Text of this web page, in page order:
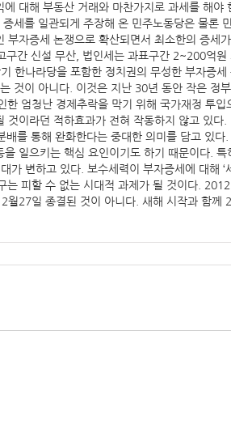
대해 부동산 거래와 마찬가지로 과세를 해
세를 일관되게 주장해 온 민주노동당은 물론
자증세 논쟁으로 확산되면서 최소한의 증세
간 신설 무산, 법인세는 과표구간 2~200억
나라당을 포함한 정치권의 무성한 부자증
것이 아니다. 이것은 지난 30년 동안 작은
엄청난 경제추락을 막기 위해 국가재정 투
이라던 적하효과가 전혀 작동하지 않고 있다
를 통해 완화한다는 중대한 의미를 담고 있
일으키는 핵심 요인이기도 하기 때문이다.
변하고 있다. 보수세력이 부자증세에 대해 ‘
피할 수 없는 시대적 과제가 될 것이다.
27일 종결된 것이 아니다. 새해 시작과 함